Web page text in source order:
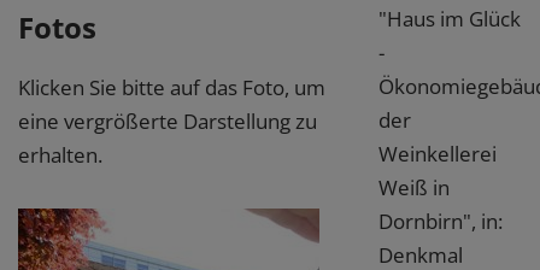
Fotos
Klicken Sie bitte auf das Foto, um
eine vergrößerte Darstellung zu
erhalten.
"Haus im Glück
-
der
Weinkellerei
Weiß in
Dornbirn", in:
Denkmal